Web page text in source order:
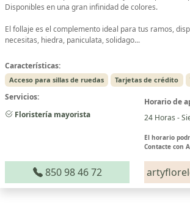
Disponibles en una gran infinidad de colores.
El follaje es el complemento ideal para tus ramos,
necesitas, hiedra, paniculata, solidago...
Características:
Acceso para sillas de ruedas Tarjetas de crédito
Servicios:
Floristería mayorista
Horario de
24 Horas -
El horario
Contacte con
850 98 46 72